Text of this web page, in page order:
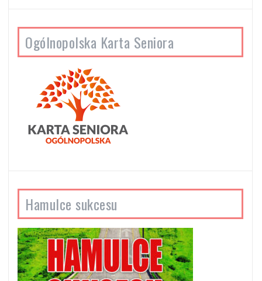
Ogólnopolska Karta Seniora
Hamulce sukcesu